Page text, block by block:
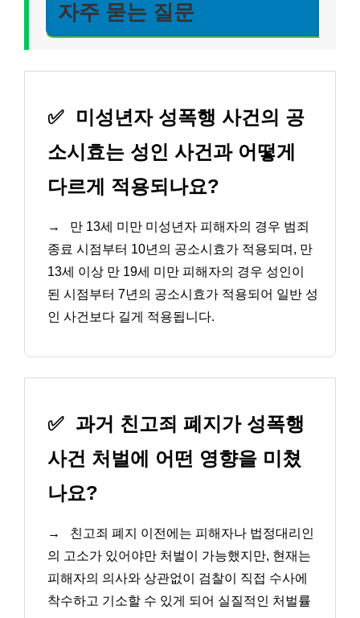
자주 묻는 질문
✅
미성년자 성폭행 사건의 공
소시효는 성인 사건과 어떻게
다르게 적용되나요?
→
만 13세 미만 미성년자 피해자의 경우 범죄
종료 시점부터 10년의 공소시효가 적용되며, 만
13세 이상 만 19세 미만 피해자의 경우 성인이
된 시점부터 7년의 공소시효가 적용되어 일반 성
인 사건보다 길게 적용됩니다.
✅ 과거 친고죄 폐지가 성폭행
사건 처벌에 어떤 영향을 미쳤
나요?
→
친고죄 폐지 이전에는 피해자나 법정대리인
의 고소가 있어야만 처벌이 가능했지만, 현재는
피해자의 의사와 상관없이 검찰이 직접 수사에
착수하고 기소할 수 있게 되어 실질적인 처벌률